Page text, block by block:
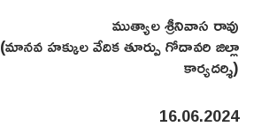
ముత్యాల శ్రీనివాస రావు
(మానవ హక్కుల వేదిక తూర్పు గోదావరి జిల్లా
కార్యదర్శి)
16.06.2024